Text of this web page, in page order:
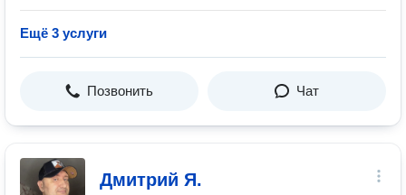
Ещё 3 услуги
Позвонить Чат
Дмитрий Я.